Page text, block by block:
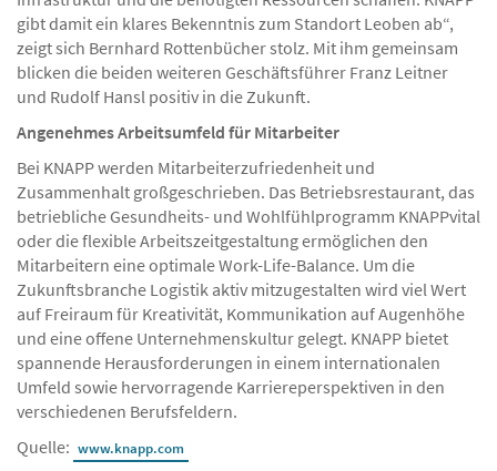
gibt damit ein klares Bekenntnis zum Standort Leoben ab“,
zeigt sich Bernhard Rottenbücher stolz. Mit ihm gemeinsam
blicken die beiden weiteren Geschäftsführer Franz Leitner
und Rudolf Hansl positiv in die Zukunft.
Angenehmes Arbeitsumfeld für Mitarbeiter
Bei KNAPP werden Mitarbeiterzufriedenheit und
Zusammenhalt großgeschrieben. Das Betriebsrestaurant, das
betriebliche Gesundheits- und Wohlfühlprogramm KNAPPvital
oder die flexible Arbeitszeitgestaltung ermöglichen den
Mitarbeitern eine optimale Work-Life-Balance. Um die
Zukunftsbranche Logistik aktiv mitzugestalten wird viel Wert
auf Freiraum für Kreativität, Kommunikation auf Augenhöhe
und eine offene Unternehmenskultur gelegt. KNAPP bietet
spannende Herausforderungen in einem internationalen
Umfeld sowie hervorragende Karriereperspektiven in den
verschiedenen Berufsfeldern.
Quelle: www.knapp.com